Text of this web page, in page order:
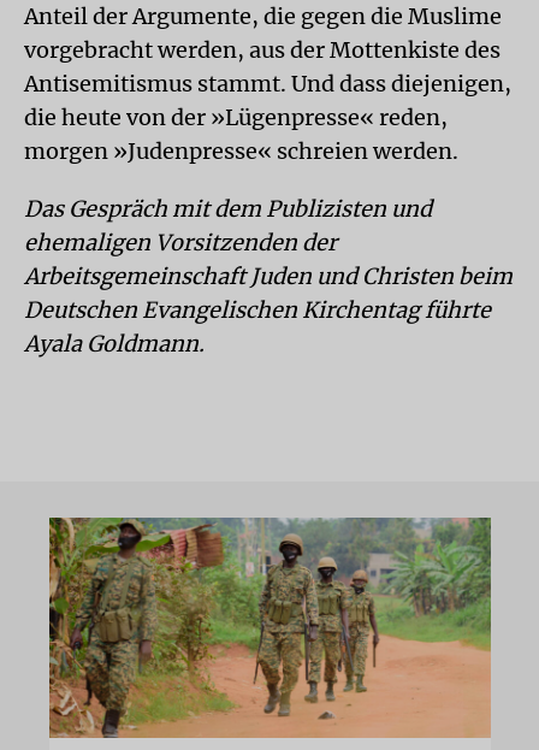
Anteil der Argumente, die gegen die Muslime
vorgebracht werden, aus der Mottenkiste des
Antisemitismus stammt. Und dass diejenigen,
die heute von der »Lügenpresse« reden,
morgen »Judenpresse« schreien werden.
Das Gespräch mit dem Publizisten und
ehemaligen Vorsitzenden der
Arbeitsgemeinschaft Juden und Christen beim
Deutschen Evangelischen Kirchentag führte
Ayala Goldmann.